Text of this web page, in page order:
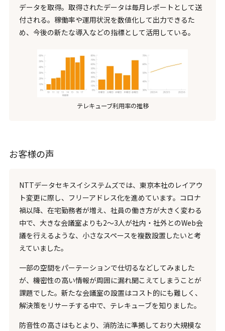
データを取得。取得されたデータは毎月レポートとして送
付される。稼働率や運用状況を数値化して出力できるた
め、今後の新たな導入などの指標として活用している。
テレキューブ利用率の推移
お客様の声
NTTデータセキスイシステムズでは、東京本社のレイアウ
ト変更に際し、フリーアドレス化を進めています。コロナ
禍以降、在宅勤務者が増え、社員の働き方が大きく変わる
中で、大きな会議室よりも2〜3人が社内・社外とのWeb会
議を行えるような、小さなスペースを複数設置したいと考
えていました。
一部の空間をパーテーションで仕切るなどしてみました
が、機密性の高い情報が周囲に漏れ聞こえてしまうことが
課題でした。新たな会議室の設置はコスト的にも難しく、
解決策をリサーチする中で、テレキューブを知りました。
防音性の高さはもとより、消防法に準拠しており大規模な